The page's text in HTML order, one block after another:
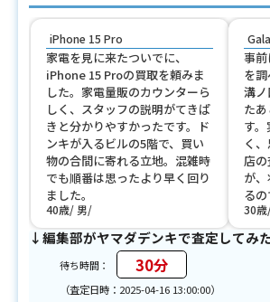
iPhone 15 Pro
家電を見に来たついでに、
iPhone 15 Proの買取を頼みま
した。家電量販のカウンターら
しく、スタッフの説明がてきぱ
きと分かりやすかったです。ド
ンキが入るビルの5階で、買い
物の合間に寄れる立地。混雑時
でも順番は思ったより早く回り
ました。
40歳 男
事
を
溝
たあ
す。
く
店の
が
るの
30歳
↓編集部がヤマダデンキで査定してみ
待ち時間： 30分
（査定日時：2025-04-16 13:00:00）